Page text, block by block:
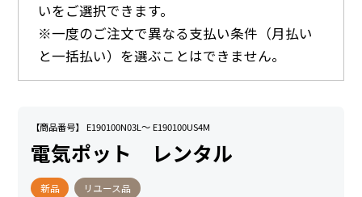
いをご選択できます。
※一度のご注文で異なる支払い条件（月払い
と一括払い）を選ぶことはできません。
【商品番号】 E190100N03L～ E190100US4M
電気ポット レンタル
新品 リユース品